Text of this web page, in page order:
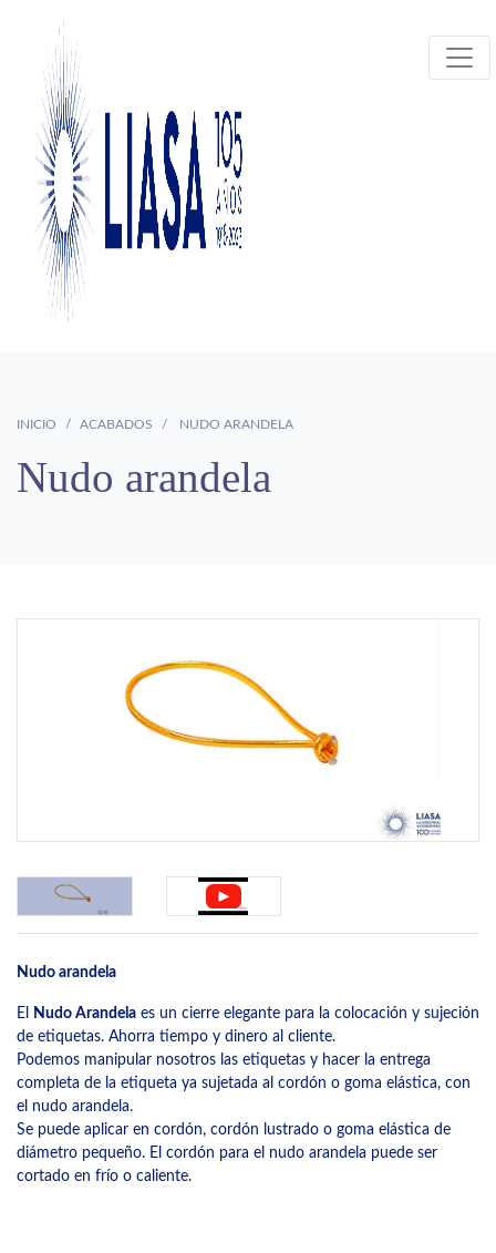
INICIO ACABADOS NUDO ARANDELA
Nudo arandela
Nudo arandela
El Nudo Arandela es un cierre elegante para la colocación y sujeción
de etiquetas. Ahorra tiempo y dinero al cliente.
Podemos manipular nosotros las etiquetas y hacer la entrega
completa de la etiqueta ya sujetada al cordón o goma elástica, con
el nudo arandela.
Se puede aplicar en cordón, cordón lustrado o goma elástica de
diámetro pequeño. El cordón para el nudo arandela puede ser
cortado en frío o caliente.